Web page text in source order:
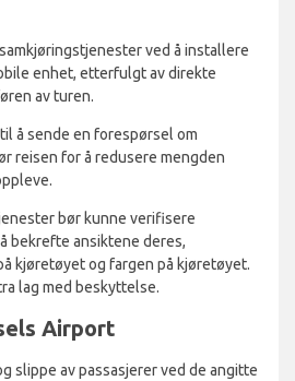
ved å installere
enhet, etterfulgt av direkte
av turen.
å sende en forespørsel om
reisen for å redusere mengden
bør kunne verifisere
bekrefte ansiktene deres,
kjøretøyet og fargen på kjøretøyet.
lag med beskyttelse.
Airport
slippe av passasjerer ved de angitte